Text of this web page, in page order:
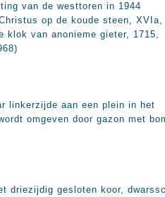
van de westtoren in 1944
op de koude steen, XVIa,
klok van anonieme gieter, 1715,
linkerzijde aan een plein in het
omgeven door gazon met
driezijdig gesloten koor,